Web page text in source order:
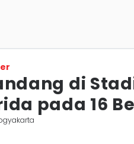
di
pada 16